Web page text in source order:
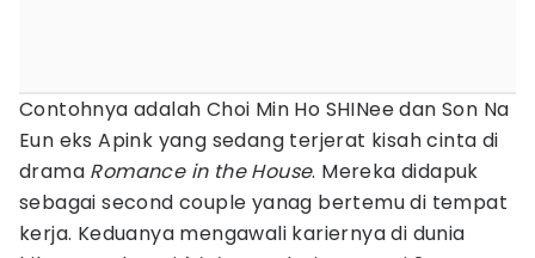
Contohnya adalah Choi Min Ho SHINee dan Son Na
Eun eks Apink yang sedang terjerat kisah cinta di
drama Romance in the House. Mereka didapuk
sebagai second couple yanag bertemu di tempat
kerja. Keduanya mengawali kariernya di dunia